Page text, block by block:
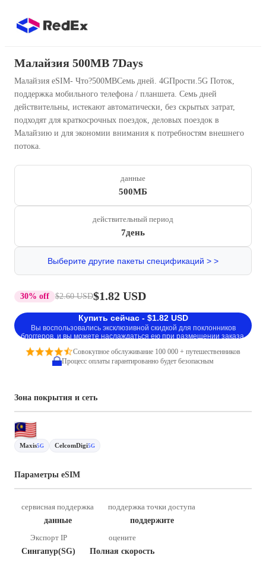
Малайзия 500MB 7Days
Малайзия eSIM- Что?500MBСемь дней. 4GПрости.5G Поток,
поддержка мобильного телефона / планшета. Семь дней
действительны, истекают автоматически, без скрытых затрат,
подходят для краткосрочных поездок, деловых поездок в
Малайзию и для экономии внимания к потребностям внешнего
потока.
данные
500МБ
действительный период
7день
Выберите другие пакеты спецификаций > >
30% off $2.60 USD$1.82 USD
Купить сейчас - $1.82 USD
Вы воспользовались эксклюзивной скидкой для поклонников
блоггеров, и вы можете наслаждаться ею при размещении заказа.
Совокупное обслуживание 100 000 + путешественников
Процесс оплаты гарантированно будет безопасным
Зона покрытия и сеть
Maxis5G CelcomDigi5G
Параметры eSIM
сервисная поддержка
данные
поддержка точки доступа
поддержите
Экспорт IP
Сингапур(SG)
оцените
Полная скорость